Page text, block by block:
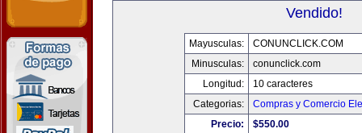
Vendido!
Mayusculas:
CONUNCLICK.COM
Minusculas:
conunclick.com
Longitud:
10 caracteres
Categorias:
Compras y Comercio
Precio:
$550.00